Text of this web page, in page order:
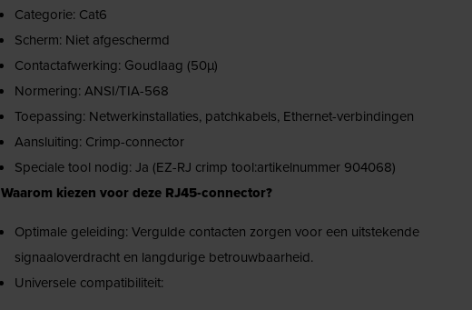
Categorie: Cat6
Scherm: Niet afgeschermd
Contactafwerking: Goudlaag (50µ)
Normering: ANSI/TIA-568
Toepassing: Netwerkinstallaties, patchkabels, Ethernet-verbindingen
Aansluiting: Crimp-connector
Speciale tool nodig: Ja (EZ-RJ crimp tool:artikelnummer 904068)
Waarom kiezen voor deze RJ45-connector?
Optimale geleiding: Vergulde contacten zorgen voor een uitstekende
signaaloverdracht en langdurige betrouwbaarheid.
Universele compatibiliteit: